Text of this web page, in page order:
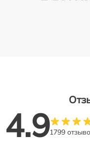
4.91799